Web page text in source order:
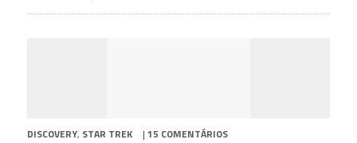
DISCOVERY, STAR TREK | 15 COMENTÁRIOS